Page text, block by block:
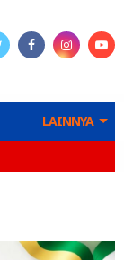
LAINNYA